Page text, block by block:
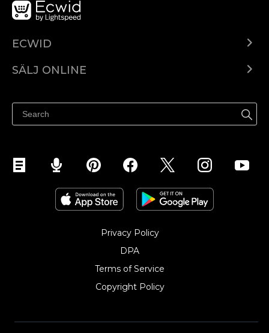
ECWID
Pris
SÄLJ ONLINE
Sälj på Facebook
Sälj på Instagram
Privacy Policy
DPA
Terms of Service
Copyright Policy‎